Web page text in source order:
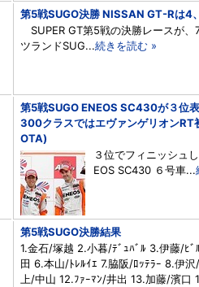
第5戦SUGO決勝 NISSAN GT-Rは4
SUPER GT第5戦の決勝レースが
ツランドSUG...続きを読む »
第5戦SUGO ENEOS SC430が３位
300クラスではエヴァンゲリオンRT
OTA)
３位でフィニッシュ
EOS SC430 ６号車...
第5戦SUGO決勝結果
1.金石/塚越 2.小暮/ﾃﾞｭﾊﾞﾙ 3.伊藤/ﾋ
田 6.本山/ﾄﾚﾙｲｴ 7.脇阪/ﾛｯﾃﾗｰ 8.伊
上/中山 12.ﾌｧｰﾏﾝ/井出 13.加藤/濱